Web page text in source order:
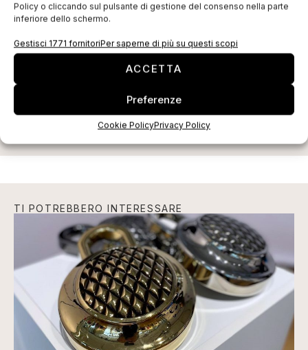
Policy o cliccando sul pulsante di gestione del consenso nella parte
inferiore dello schermo.
Gestisci 1771 fornitoriPer saperne di più su questi scopi
ACCETTA
Preferenze
Cookie PolicyPrivacy Policy
TI POTREBBERO INTERESSARE